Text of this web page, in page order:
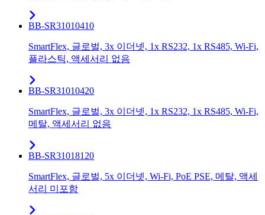
BB-SR31010410
SmartFlex, 글로벌, 3x 이더넷, 1x RS232, 1x RS485, Wi-Fi,
플라스틱, 액세서리 없음
BB-SR31010420
SmartFlex, 글로벌, 3x 이더넷, 1x RS232, 1x RS485, Wi-Fi,
메탈, 액세서리 없음
BB-SR31018120
SmartFlex, 글로벌, 5x 이더넷, Wi-Fi, PoE PSE, 메탈, 액세
서리 미포함